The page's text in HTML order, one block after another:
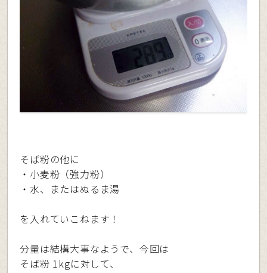
そば粉の他に
・小麦粉（強力粉）
・水、またはぬるま湯
を入れていこねます！
分量は結構大事なようで、今回は
そば粉 1kgに対して、